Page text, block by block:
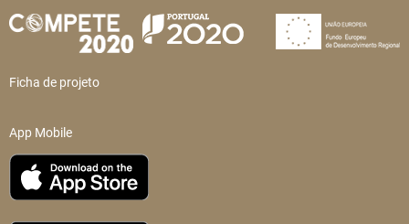
Ficha de projeto
App Mobile